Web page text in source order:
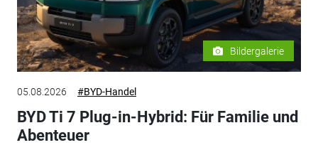
Bildergalerie
05.08.2026 #BYD-Handel
BYD Ti 7 Plug-in-Hybrid: Für Familie und
Abenteuer